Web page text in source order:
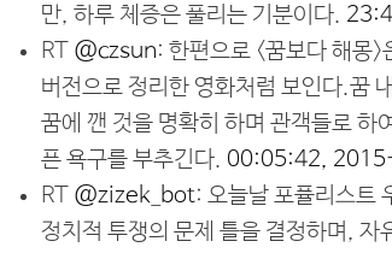
만, 하루 체증은 풀리는 기분이다.
RT @czsun: 한편으로 <꿈보다 해몽
버전으로 정리한 영화처럼 보인다.꿈
꿈에 깬 것을 명확히 하며 관객들로 하
픈 욕구를 부추긴다. 00:05:42,
RT @zizek_bot: 오늘날 포퓰리스트
정치적 투쟁의 문제 틀을 결정하며, 자